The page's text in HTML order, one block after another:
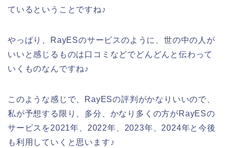
ているということですね♪
やっぱり、RayESのサービスのように、世の中の人が
いいと感じるものは口コミなどでどんどんと伝わって
いくものなんですね♪
このような感じで、RayESの評判がかなりいいので、
私が予想する限り、多分、かなり多くの方がRayESの
サービスを2021年、2022年、2023年、2024年と今後
も利用していくと思います♪